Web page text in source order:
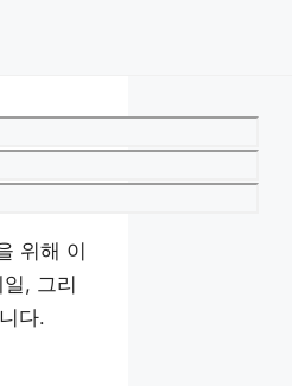
위해 이
, 그리
다.